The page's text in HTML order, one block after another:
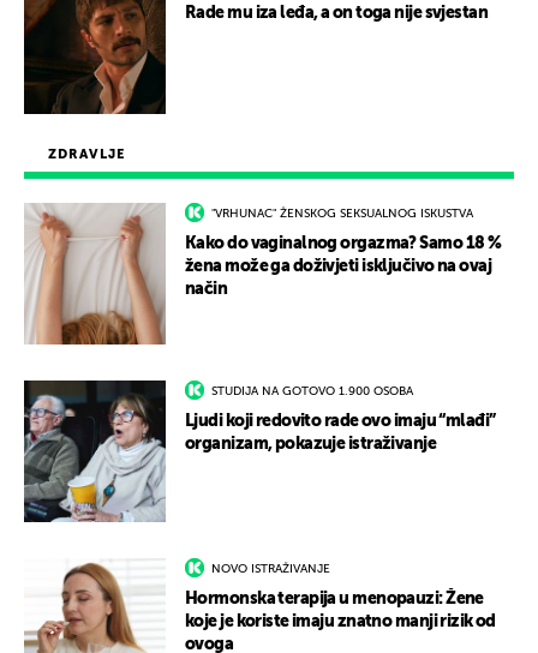
ZDRAVLJE
"VRHUNAC" ŽENSKOG SEKSUALNOG ISKUSTVA
Kako do vaginalnog orgazma? Samo 18 %
žena može ga doživjeti isključivo na ovaj
način
STUDIJA NA GOTOVO 1.900 OSOBA
Ljudi koji redovito rade ovo imaju “mlađi”
organizam, pokazuje istraživanje
NOVO ISTRAŽIVANJE
Hormonska terapija u menopauzi: Žene
koje je koriste imaju znatno manji rizik od
ovoga
Rade mu iza leđa, a on toga nije svjestan